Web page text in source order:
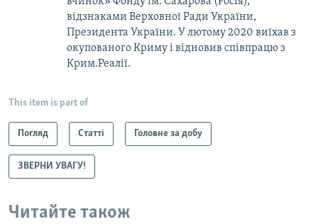
відзнаками Верховної Ради України,
Президента України. У лютому 2020 виїхав з
окупованого Криму і відновив співпрацю з
Крим.Реалії.
This item is part of
Погляд Статті Головне за добу
ЗВЕРНИ УВАГУ!
Читайте також